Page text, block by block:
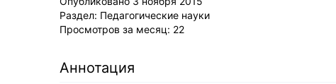
Раздел: Педагогические науки
Просмотров за месяц: 22
Аннотация